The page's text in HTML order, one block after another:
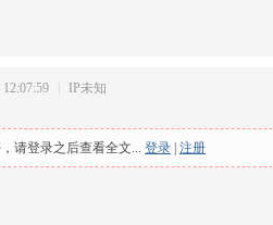
IP未知
请登录之后查看全文... 登录 注册